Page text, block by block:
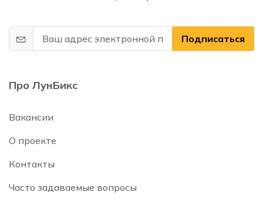
Подписаться
Про ЛунБикс
Вакансии
О проекте
Контакты
Часто задаваемые вопросы